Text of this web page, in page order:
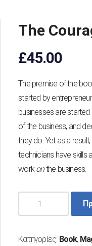
The
£45.00
The premise of the
started by
businesses are
of the business, and
they do. Yet as a
technicians have skills
workonthe business.
Act
Κατηγορίες: Book,